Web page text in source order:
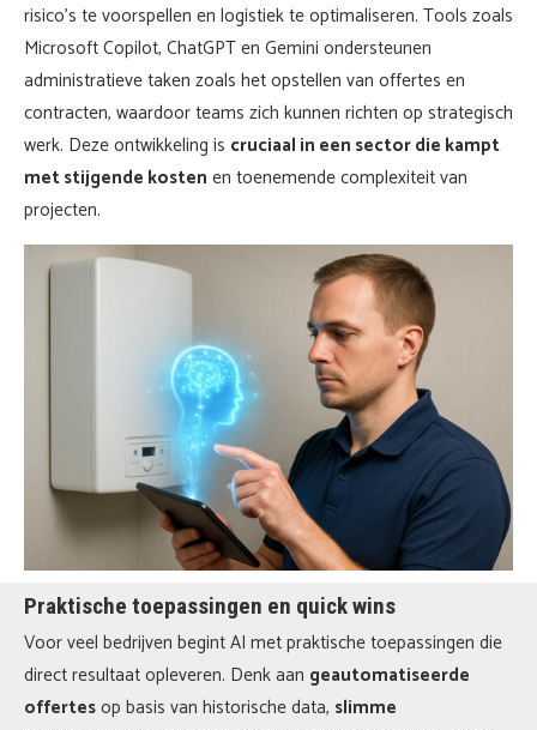
risico’s te voorspellen en logistiek te optimaliseren. Tools zoals
Microsoft Copilot, ChatGPT en Gemini ondersteunen
administratieve taken zoals het opstellen van offertes en
contracten, waardoor teams zich kunnen richten op strategisch
werk. Deze ontwikkeling is cruciaal in een sector die kampt
met stijgende kosten en toenemende complexiteit van
projecten.
Praktische toepassingen en quick wins
Voor veel bedrijven begint AI met praktische toepassingen die
direct resultaat opleveren. Denk aan geautomatiseerde
offertesop basis van historische data, slimme